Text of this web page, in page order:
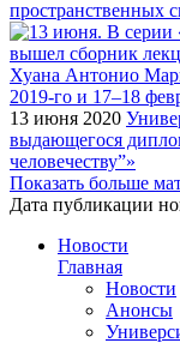
пространственных
13 июня 2020
выдающегося
человечеству”»
Показать больше
Дата публикации
Новости
Главная
Новости
Анонсы